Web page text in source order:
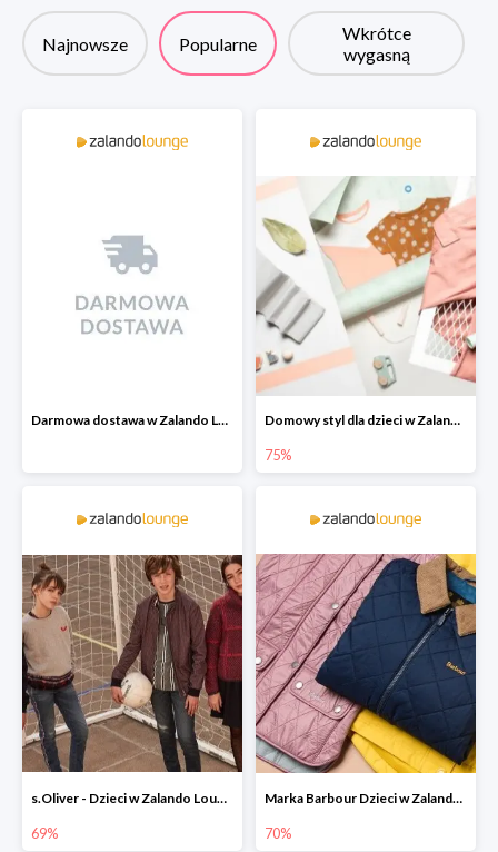
Najnowsze Popularne
Wkrótce
wygasną
Darmowa dostawa w Zalando Lounge Domowy styl dla dzieci w Zalando Lounge do -75%
75%
s.Oliver - Dzieci w Zalando Lounge do -77%
69%
Marka Barbour Dzieci w Zalando Lounge do -70%
70%